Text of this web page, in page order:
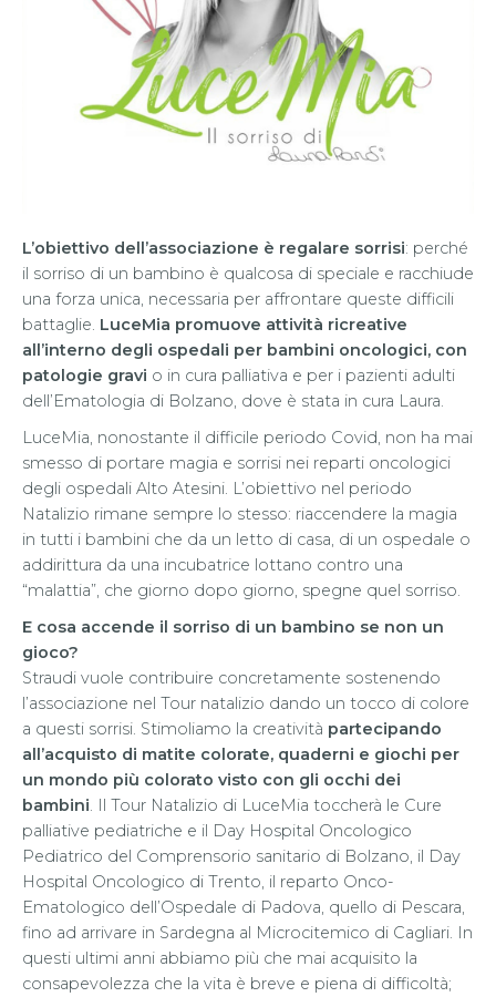
L’obiettivo dell’associazione è regalare sorrisi: perché
il sorriso di un bambino è qualcosa di speciale e racchiude
una forza unica, necessaria per affrontare queste difficili
battaglie. LuceMia promuove attività ricreative
all’interno degli ospedali per bambini oncologici, con
patologie gravi o in cura palliativa e per i pazienti adulti
dell’Ematologia di Bolzano, dove è stata in cura Laura.
LuceMia, nonostante il difficile periodo Covid, non ha mai
smesso di portare magia e sorrisi nei reparti oncologici
degli ospedali Alto Atesini. L’obiettivo nel periodo
Natalizio rimane sempre lo stesso: riaccendere la magia
in tutti i bambini che da un letto di casa, di un ospedale o
addirittura da una incubatrice lottano contro una
“malattia”, che giorno dopo giorno, spegne quel sorriso.
E cosa accende il sorriso di un bambino se non un
gioco?
Straudi vuole contribuire concretamente sostenendo
l’associazione nel Tour natalizio dando un tocco di colore
a questi sorrisi. Stimoliamo la creatività partecipando
all’acquisto di matite colorate, quaderni e giochi per
un mondo più colorato visto con gli occhi dei
bambini. Il Tour Natalizio di LuceMia toccherà le Cure
palliative pediatriche e il Day Hospital Oncologico
Pediatrico del Comprensorio sanitario di Bolzano, il Day
Hospital Oncologico di Trento, il reparto Onco-
Ematologico dell’Ospedale di Padova, quello di Pescara,
fino ad arrivare in Sardegna al Microcitemico di Cagliari. In
questi ultimi anni abbiamo più che mai acquisito la
consapevolezza che la vita è breve e piena di difficoltà;